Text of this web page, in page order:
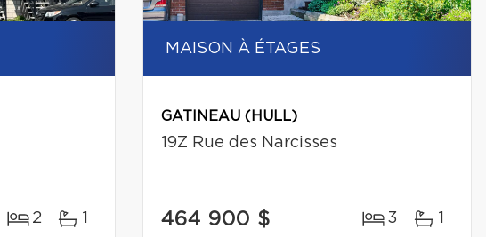
2 1
MAISON À ÉTAGES
GATINEAU (HULL)
19Z Rue des Narcisses
464 900 $ 3 1